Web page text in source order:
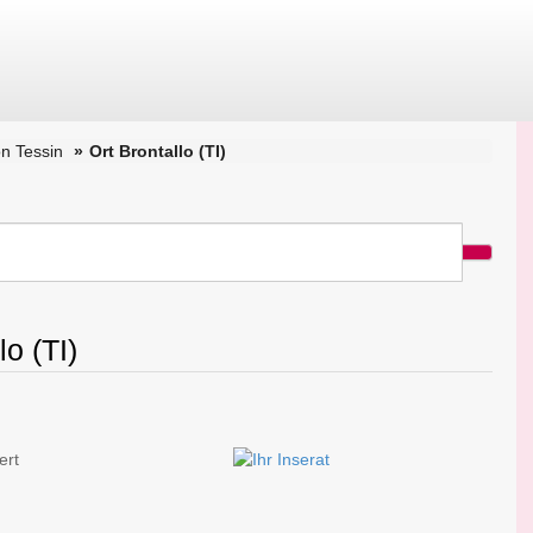
Tessin Ort Brontallo (TI)
(TI)